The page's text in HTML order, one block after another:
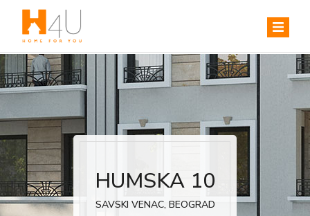
HUMSKA 10
SAVSKI VENAC, BEOGRAD